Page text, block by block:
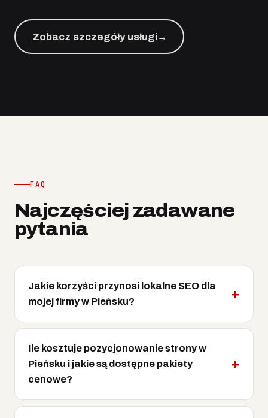
Zobacz szczegóły usługi→
FAQ
Najczęściej zadawane
pytania
Jakie korzyści przynosi lokalne SEO dla
mojej firmy w Pieńsku?
Ile kosztuje pozycjonowanie strony w
Pieńsku i jakie są dostępne pakiety
cenowe?